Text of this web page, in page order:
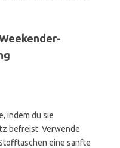
indem du sie
befreist. Verwende
eine sanfte